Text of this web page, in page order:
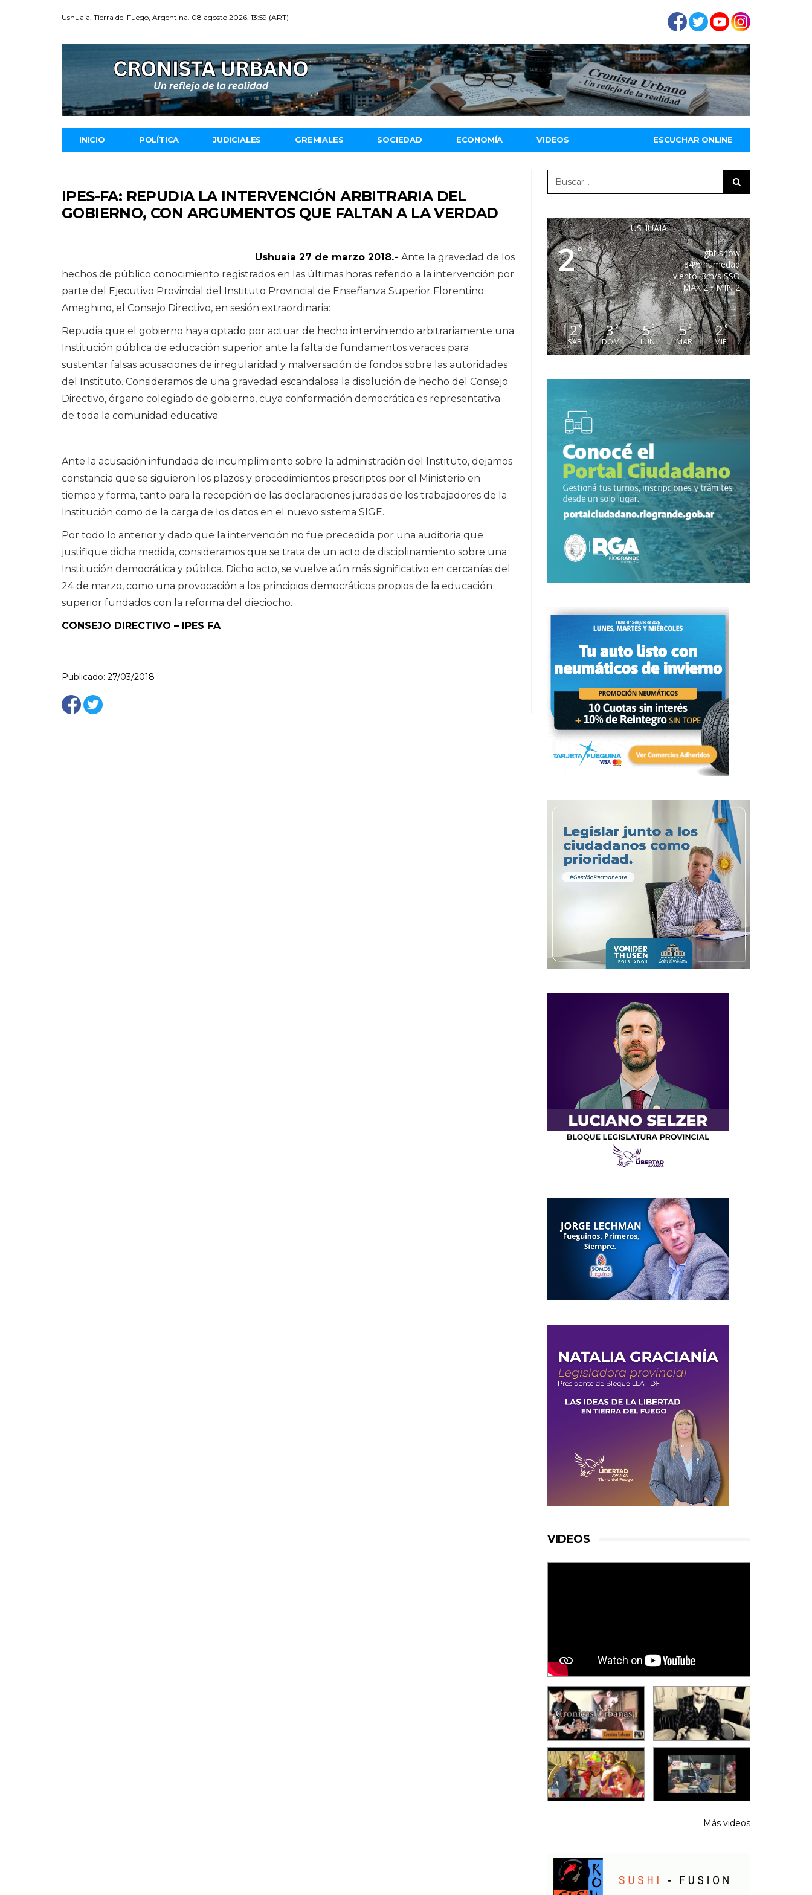
Ushuaia, Tierra del Fuego, Argentina. 08 agosto 2026, 13:59 (ART)
INICIO POLÍTICA JUDICIALES GREMIALES SOCIEDAD ECONOMÍA VIDEOS ESCUCHAR ONLINE
IPES-FA: REPUDIA LA INTERVENCIÓN ARBITRARIA DEL
GOBIERNO, CON ARGUMENTOS QUE FALTAN A LA VERDAD
Ushuaia 27 de marzo 2018.- Ante la gravedad de los
hechos de público conocimiento registrados en las últimas horas referido a la intervención por
parte del Ejecutivo Provincial del Instituto Provincial de Enseñanza Superior Florentino
Ameghino, el Consejo Directivo, en sesión extraordinaria:
Repudia que el gobierno haya optado por actuar de hecho interviniendo arbitrariamente una
Institución pública de educación superior ante la falta de fundamentos veraces para
sustentar falsas acusaciones de irregularidad y malversación de fondos sobre las autoridades
del Instituto. Consideramos de una gravedad escandalosa la disolución de hecho del Consejo
Directivo, órgano colegiado de gobierno, cuya conformación democrática es representativa
de toda la comunidad educativa.
Ante la acusación infundada de incumplimiento sobre la administración del Instituto, dejamos
constancia que se siguieron los plazos y procedimientos prescriptos por el Ministerio en
tiempo y forma, tanto para la recepción de las declaraciones juradas de los trabajadores de la
Institución como de la carga de los datos en el nuevo sistema SIGE.
Por todo lo anterior y dado que la intervención no fue precedida por una auditoria que
justifique dicha medida, consideramos que se trata de un acto de disciplinamiento sobre una
Institución democrática y pública. Dicho acto, se vuelve aún más significativo en cercanías del
24 de marzo, como una provocación a los principios democráticos propios de la educación
superior fundados con la reforma del dieciocho.
CONSEJO DIRECTIVO – IPES FA
Publicado: 27/03/2018
USHUAIA
2°
light snow
84% humedad
viento: 3m/s SSO
MAX 2 • MIN 2
2°
SAB
3°
DOM
5°
LUN
5°
MAR
2°
MIE
VIDEOS
Más videos